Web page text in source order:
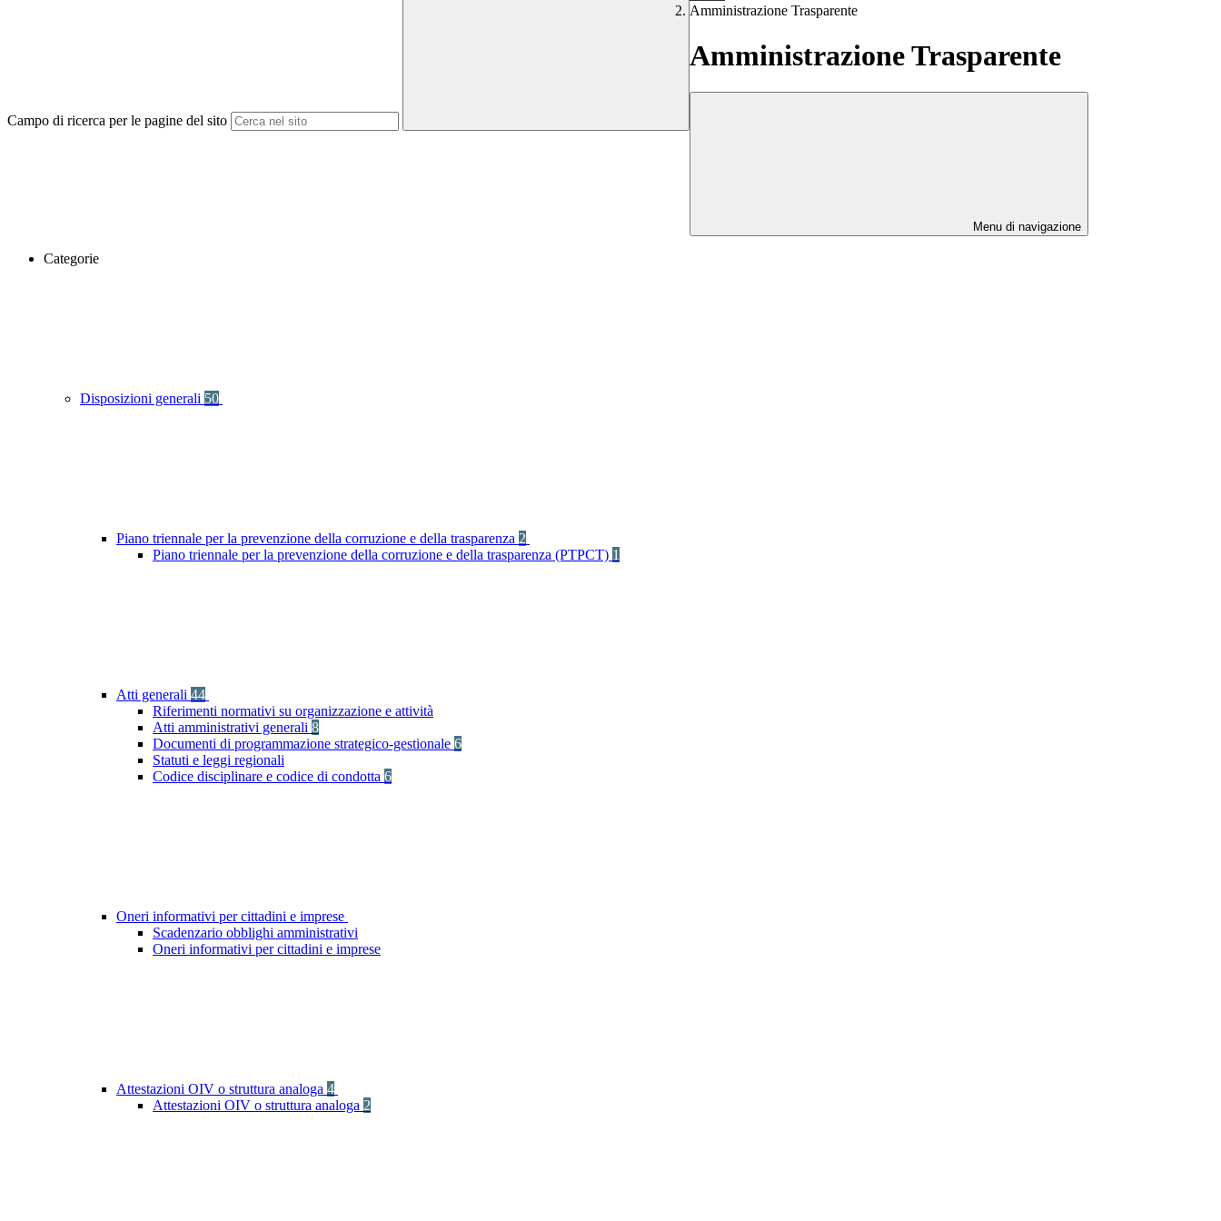
Campo di ricerca per le pagine del sito
Amministrazione Trasparente
Amministrazione Trasparente
Menu di navigazione
Categorie
Disposizioni generali 50
Piano triennale per la prevenzione della corruzione e della trasparenza 2
Piano triennale per la prevenzione della corruzione e della trasparenza (PTPCT) 1
Atti generali 44
Riferimenti normativi su organizzazione e attività
Atti amministrativi generali 8
Documenti di programmazione strategico-gestionale 6
Statuti e leggi regionali
Codice disciplinare e codice di condotta 6
Oneri informativi per cittadini e imprese
Scadenzario obblighi amministrativi
Oneri informativi per cittadini e imprese
Attestazioni OIV o struttura analoga 4
Attestazioni OIV o struttura analoga 2